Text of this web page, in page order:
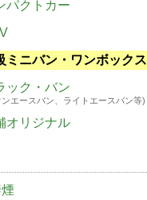
パクトカー
ミニバン・ワンボックス
ック・バン
エースバン、ライトエースバン等)
オリジナル